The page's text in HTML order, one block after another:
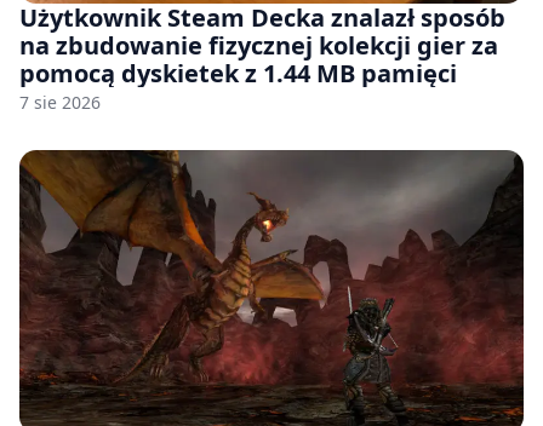
Użytkownik Steam Decka znalazł sposób
na zbudowanie fizycznej kolekcji gier za
pomocą dyskietek z 1.44 MB pamięci
7 sie 2026